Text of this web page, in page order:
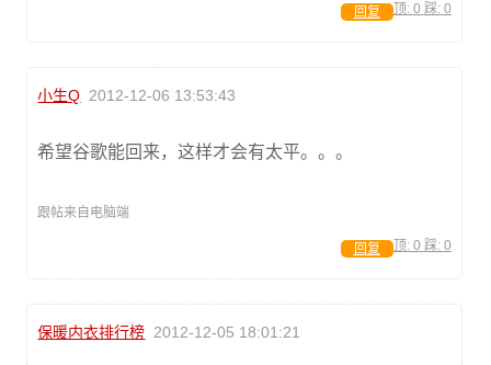
顶: 0 踩: 0
回复
小生Q 2012-12-06 13:53:43
希望谷歌能回来，这样才会有太平。。。
跟帖来自电脑端
顶: 0 踩: 0
回复
保暖内衣排行榜 2012-12-05 18:01:21